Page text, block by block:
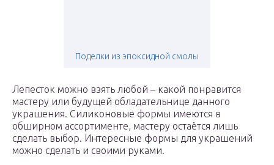
Поделки из эпоксидной смолы
Лепесток можно взять любой – какой понравится
мастеру или будущей обладательнице данного
украшения. Силиконовые формы имеются в
обширном ассортименте, мастеру остаётся лишь
сделать выбор. Интересные формы для украшений
можно сделать и своими руками.